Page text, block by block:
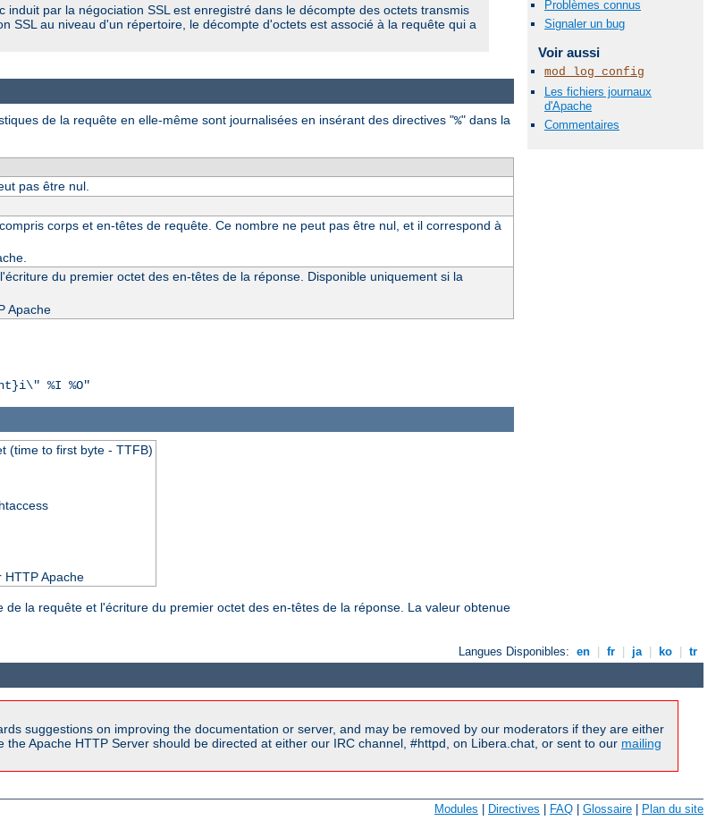
par la négociation SSL est enregistré dans le décompte des octets transmis
au niveau d'un répertoire, le décompte d'octets est associé à la requête qui a
Problèmes connus
Signaler un bug
Voir aussi
mod_log_config
Les fichiers journaux
d'Apache
Commentaires
de la requête en elle-même sont journalisées en insérant des directives "%" dans la
pas être nul.
corps et en-têtes de requête. Ce nombre ne peut pas être nul, et il correspond à
du premier octet des en-têtes de la réponse. Disponible uniquement si la
Apache
%I %O"
(time to first byte - TTFB)
HTTP Apache
la requête et l'écriture du premier octet des en-têtes de la réponse. La valeur obtenue
Langues Disponibles: en fr ja ko tr
suggestions on improving the documentation or server, and may be removed by our moderators if they are either
Apache HTTP Server should be directed at either our IRC channel, #httpd, on Libera.chat, or sent to our mailing
Modules Directives FAQ Glossaire Plan du site